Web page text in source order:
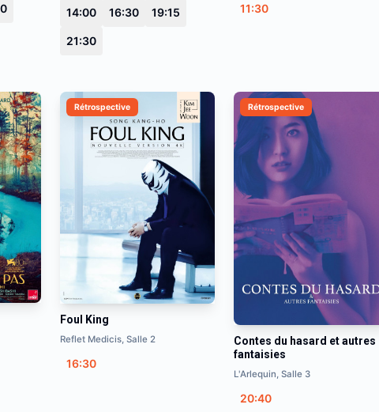
14:00 16:30 19:15
21:30
11:30
Rétrospective
Foul King
Reflet Medicis, Salle 2
16:30
Rétrospective
Contes du hasard et autres
fantaisies
L'Arlequin, Salle 3
20:40